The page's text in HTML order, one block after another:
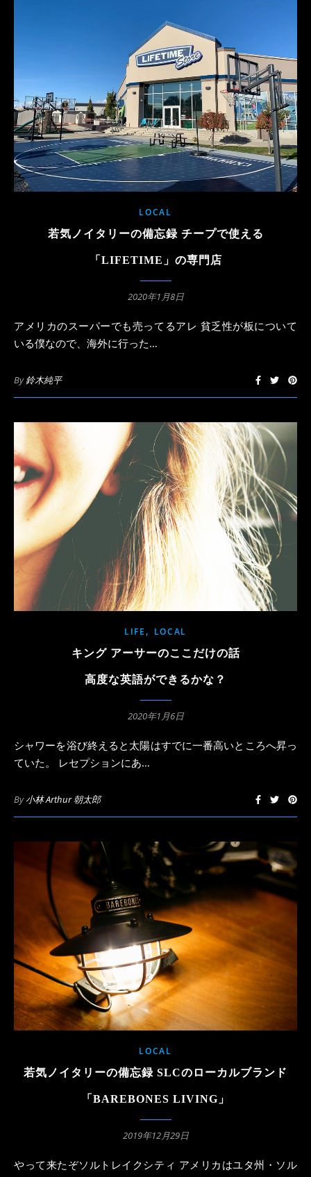
LOCAL
若気ノイタリーの備忘録 チープで使える
「LIFETIME」の専門店
2020年1月8日
アメリカのスーパーでも売ってるアレ 貧乏性が板について
いる僕なので、海外に行った…
By鈴木純平
LIFE , LOCAL
キング アーサーのここだけの話
高度な英語ができるかな？
2020年1月6日
シャワーを浴び終えると太陽はすでに一番高いところへ昇っ
ていた。 レセプションにあ…
By小林 Arthur 朝太郎
LOCAL
若気ノイタリーの備忘録 SLCのローカルブランド
「BAREBONES LIVING」
2019年12月29日
やって来たぞソルトレイクシティ アメリカはユタ州・ソル